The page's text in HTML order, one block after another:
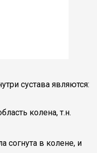
сустава являются:
колена, т.н.
согнута в колене, и